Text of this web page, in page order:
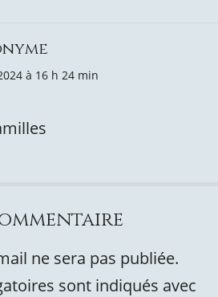
à 16 h 24 min
ne sera pas publiée.
sont indiqués avec